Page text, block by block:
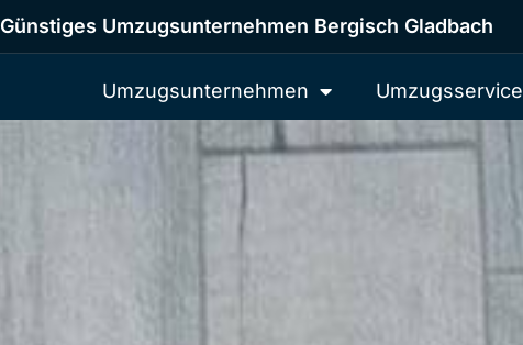
Günstiges Umzugsunternehmen Bergisch Gladbach
Umzugsunternehmen Umzugsservice